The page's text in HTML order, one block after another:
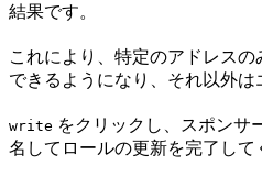
結果です。
これにより、特定のアドレス
できるようになり、それ以外は
write をクリックし、スポンサ
名してロールの更新を完了して